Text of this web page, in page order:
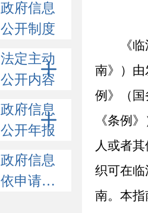
政府信息
公开制度
法定主动
公开内容
政府信息
公开年报
政府信息
依申请公开
《
南》）
例》（
《条例
人或者
织可在
南。本